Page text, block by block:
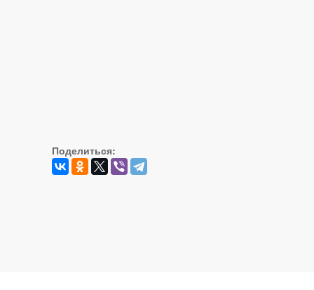
Поделиться: